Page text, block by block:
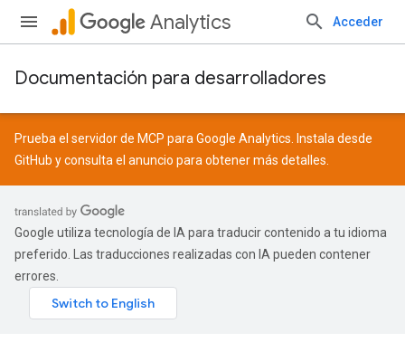
Analytics Acceder
Documentación para desarrolladores
Prueba el servidor de MCP para Google Analytics. Instala desde
GitHub y consulta el anuncio para obtener más detalles.
Google utiliza tecnología de IA para traducir contenido a tu idioma
preferido. Las traducciones realizadas con IA pueden contener
errores.